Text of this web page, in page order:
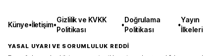
Künye•İletişim•
Gizlilik ve KVKK
Politikası
•
Doğrulama
Politikası
•
Yayın
İlkeleri
YASAL UYARI VE SORUMLULUK REDDİ